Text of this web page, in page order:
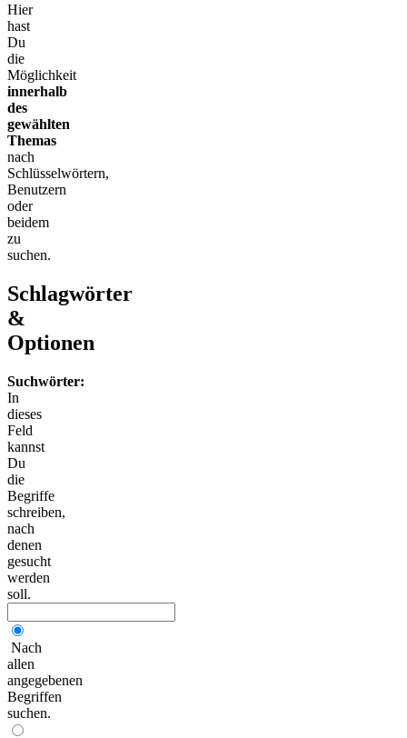
Hier
hast
Du
die
Möglichkeit
innerhalb
des
gewählten
Themas
nach
Schlüsselwörtern,
Benutzern
oder
beidem
zu
suchen.
Schlagwörter
&
Optionen
Suchwörter:
In
dieses
Feld
kannst
Du
die
Begriffe
schreiben,
nach
denen
gesucht
werden
soll.
Nach
allen
angegebenen
Begriffen
suchen.